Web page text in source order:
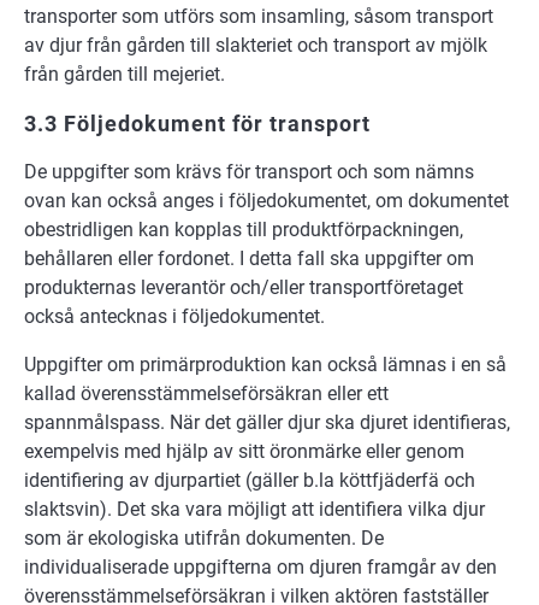
transporter som utförs som insamling, såsom transport
av djur från gården till slakteriet och transport av mjölk
från gården till mejeriet.
3.3 Följedokument för transport
De uppgifter som krävs för transport och som nämns
ovan kan också anges i följedokumentet, om dokumentet
obestridligen kan kopplas till produktförpackningen,
behållaren eller fordonet. I detta fall ska uppgifter om
produkternas leverantör och/eller transportföretaget
också antecknas i följedokumentet.
Uppgifter om primärproduktion kan också lämnas i en så
kallad överensstämmelseförsäkran eller ett
spannmålspass. När det gäller djur ska djuret identifieras,
exempelvis med hjälp av sitt öronmärke eller genom
identifiering av djurpartiet (gäller b.la köttfjäderfä och
slaktsvin). Det ska vara möjligt att identifiera vilka djur
som är ekologiska utifrån dokumenten. De
individualiserade uppgifterna om djuren framgår av den
överensstämmelseförsäkran i vilken aktören fastställer